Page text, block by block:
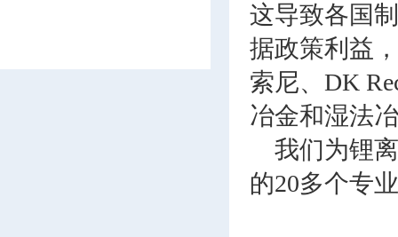
这导致各国
据政策利益
索尼、DK
冶金和湿法
我们为锂
的20多个专